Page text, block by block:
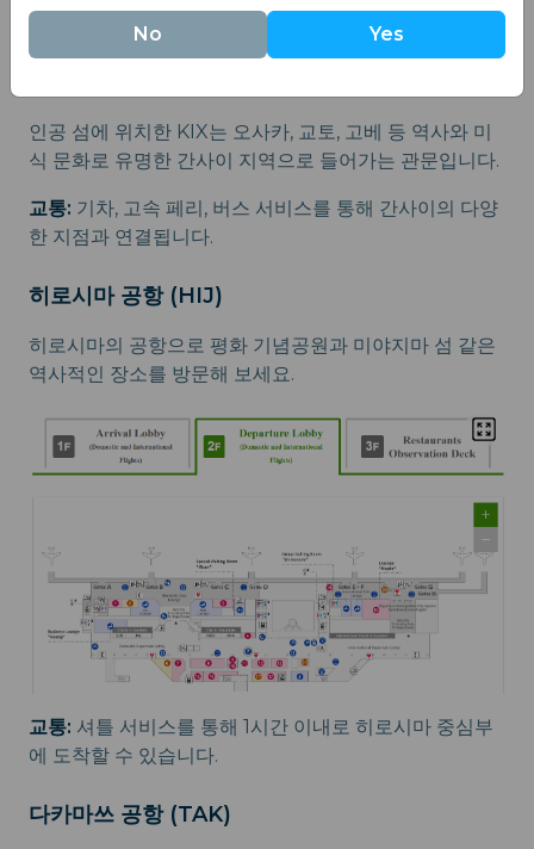
간사이/주고쿠/시코쿠 지역
인공 섬에 위치한 KIX는 오사카, 교토, 고베 등 역사와 미
식 문화로 유명한 간사이 지역으로 들어가는 관문입니다.
교통: 기차, 고속 페리, 버스 서비스를 통해 간사이의 다양
한 지점과 연결됩니다.
히로시마 공항 (HIJ)
히로시마의 공항으로 평화 기념공원과 미야지마 섬 같은
역사적인 장소를 방문해 보세요.
교통: 셔틀 서비스를 통해 1시간 이내로 히로시마 중심부
에 도착할 수 있습니다.
다카마쓰 공항 (TAK)
No Yes